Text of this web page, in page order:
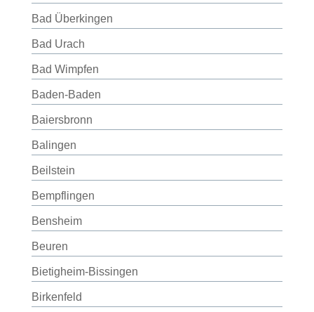
Bad Überkingen
Bad Urach
Bad Wimpfen
Baden-Baden
Baiersbronn
Balingen
Beilstein
Bempflingen
Bensheim
Beuren
Bietigheim-Bissingen
Birkenfeld